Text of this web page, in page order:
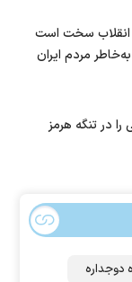
انقلاب سخت است
به‌خاطر مردم ایران
۴۸ کشتی را در تنگه هرمز
دوجداره